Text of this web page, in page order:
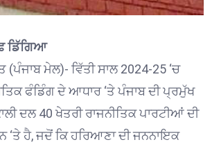
ਡਿੱਗਿਆ
(ਪੰਜਾਬ ਮੇਲ)- ਵਿੱਤੀ ਸਾਲ 2024-25 ‘ਚ
ਫੰਡਿੰਗ ਦੇ ਆਧਾਰ ‘ਤੇ ਪੰਜਾਬ ਦੀ ਪ੍ਰਮੁੱਖ
ਦਲ 40 ਖੇਤਰੀ ਰਾਜਨੀਤਿਕ ਪਾਰਟੀਆਂ ਦੀ
‘ਤੇ ਹੈ, ਜਦੋਂ ਕਿ ਹਰਿਆਣਾ ਦੀ ਜਨਨਾਇਕ